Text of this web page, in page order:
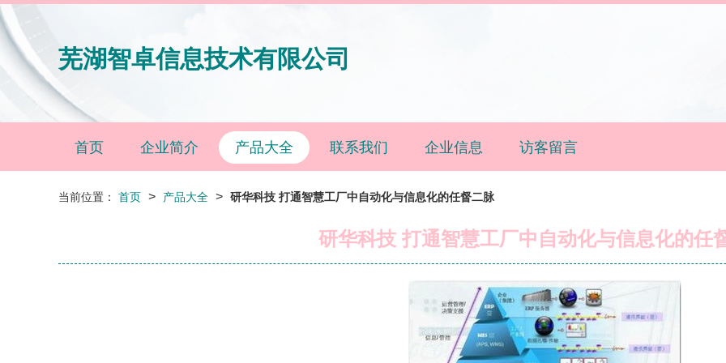
芜湖智卓信息技术有限公司
首页 企业简介 产品大全 联系我们 企业信息 访客留言
当前位置： 首页 > 产品大全 > 研华科技 打通智慧工厂中自动化与信息化的任督二脉
研华科技 打通智慧工厂中自动化与信息化的任